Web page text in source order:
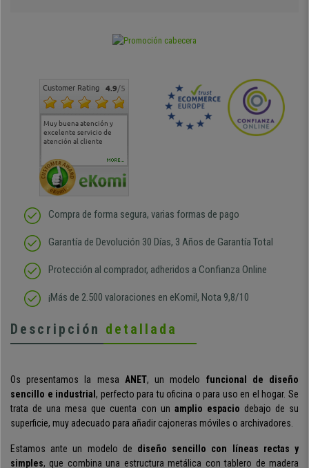
Customer Rating 4.9/5
Muy buena atención y
excelente servicio de
atención al cliente
Muy buena atención de
cara al asesoramiento
Si estoy contento
MORE...
Compra de forma segura, varias formas de pago
Garantía de Devolución 30 Días, 3 Años de Garantía Total
Protección al comprador, adheridos a Confianza Online
¡Más de 2.500 valoraciones en eKomi!, Nota 9,8/10
Descripción detallada
Os presentamos la mesa ANET, un modelo funcional de diseño
sencillo e industrial, perfecto para tu oficina o para uso en el hogar. Se
trata de una mesa que cuenta con un amplio espacio debajo de su
superficie, muy adecuado para añadir cajoneras móviles o archivadores.
Estamos ante un modelo de diseño sencillo con líneas rectas y
simples, que combina una estructura metálica con tablero de madera